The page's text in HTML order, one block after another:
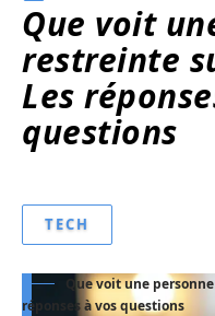
Que voit
restreinte
Les
questions
TECH
Que voit une personne
réponses à vos questions